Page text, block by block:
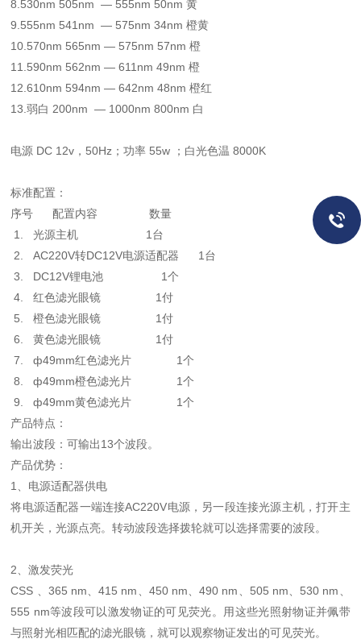
8.530nm 505nm — 555nm 50nm 黄
9.555nm 541nm — 575nm 34nm 橙黄
10.570nm 565nm — 575nm 57nm 橙
11.590nm 562nm — 611nm 49nm 橙
12.610nm 594nm — 642nm 48nm 橙红
13.弱白 200nm — 1000nm 800nm 白
电源 DC 12v，50Hz；功率 55w ；白光色温 8000K
标准配置：
序号 配置内容 数量
1. 光源主机 1台
2. AC220V转DC12V电源适配器 1台
3. DC12V锂电池 1个
4. 红色滤光眼镜 1付
5. 橙色滤光眼镜 1付
6. 黄色滤光眼镜 1付
7. ф49mm红色滤光片 1个
8. ф49mm橙色滤光片 1个
9. ф49mm黄色滤光片 1个
产品特点：
输出波段：可输出13个波段。
产品优势：
1、电源适配器供电
将电源适配器一端连接AC220V电源，另一段连接光源主机，打开主
机开关，光源点亮。转动波段选择拨轮就可以选择需要的波段。
2、激发荧光
CSS 、365 nm、415 nm、450 nm、490 nm、505 nm、530 nm、
555 nm等波段可以激发物证的可见荧光。用这些光照射物证并佩带
与照射光相匹配的滤光眼镜，就可以观察物证发出的可见荧光。